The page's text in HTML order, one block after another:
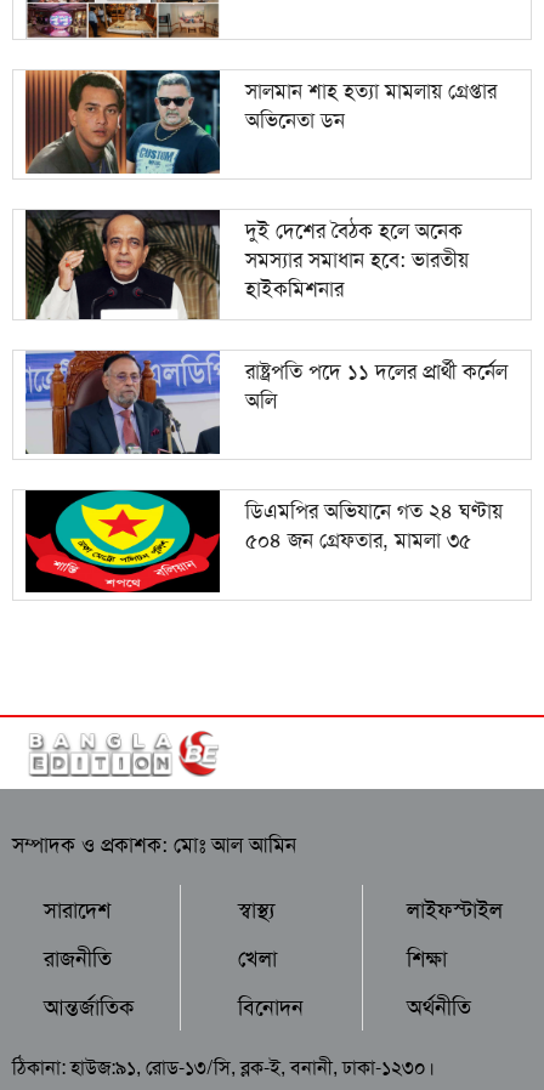
সালমান শাহ হত্যা মামলায় গ্রেপ্তার
অভিনেতা ডন
দুই দেশের বৈঠক হলে অনেক
সমস্যার সমাধান হবে: ভারতীয়
হাইকমিশনার
রাষ্ট্রপতি পদে ১১ দলের প্রার্থী কর্নেল
অলি
ডিএমপির অভিযানে গত ২৪ ঘণ্টায়
৫০৪ জন গ্রেফতার, মামলা ৩৫
সম্পাদক ও প্রকাশক: মোঃ আল আমিন
সারাদেশ
রাজনীতি
আন্তর্জাতিক
স্বাস্থ্য
খেলা
বিনোদন
লাইফস্টাইল
শিক্ষা
অর্থনীতি
ঠিকানা: হাউজ:৯১, রোড-১৩/সি, ব্লক-ই, বনানী, ঢাকা-১২৩০।